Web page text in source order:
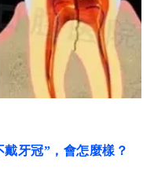
戴牙冠”，會怎麼樣？